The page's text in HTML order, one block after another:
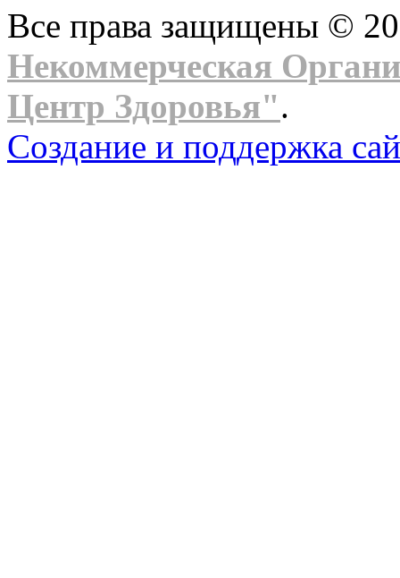
Все права защищены ©
Некоммерческая
Центр Здоровья".
Создание и поддержка